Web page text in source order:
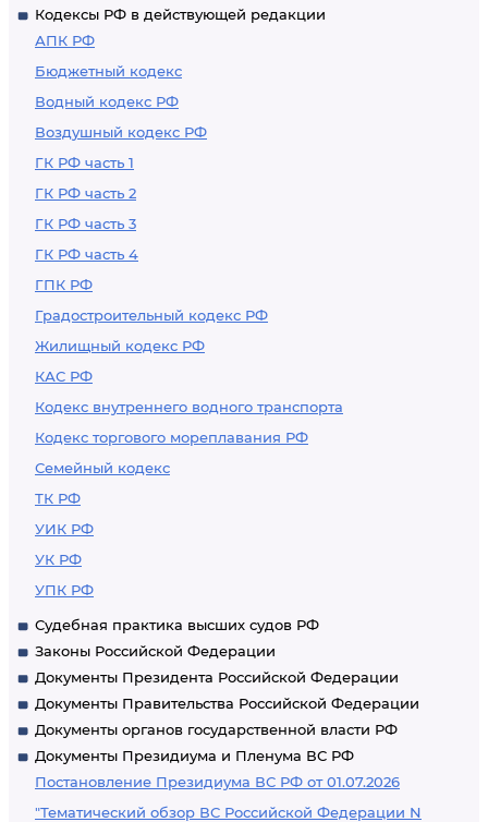
Кодексы РФ в действующей редакции
АПК РФ
Бюджетный кодекс
Водный кодекс РФ
Воздушный кодекс РФ
ГК РФ часть 1
ГК РФ часть 2
ГК РФ часть 3
ГК РФ часть 4
ГПК РФ
Градостроительный кодекс РФ
Жилищный кодекс РФ
КАС РФ
Кодекс внутреннего водного транспорта
Кодекс торгового мореплавания РФ
Семейный кодекс
ТК РФ
УИК РФ
УК РФ
УПК РФ
Судебная практика высших судов РФ
Законы Российской Федерации
Документы Президента Российской Федерации
Документы Правительства Российской Федерации
Документы органов государственной власти РФ
Документы Президиума и Пленума ВС РФ
Постановление Президиума ВС РФ от 01.07.2026
"Тематический обзор ВС Российской Федерации N